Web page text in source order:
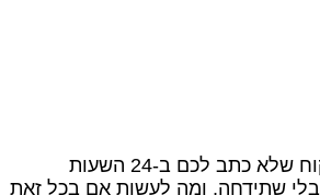
הודעה מוכנה היא הודעה מוכנה טקסט שעוברת אישור של Meta ורק אחר כך אפשר לשלוח אותה ללקוחות. זו הדרך היחידה ליזום שיחה עם לקוח שלא כתב לכם ב‑24 השעות
האחרונות, ולכן בלי הודעות מוכנות אין קמפיינים, אין תזכורות יזומות, ואין הודעות פתיחה. המאמר מסביר איך לבנות הודעה מוכנה ב‑Mumble בלי שתידחה, ומה לעשות אם בכל זאת